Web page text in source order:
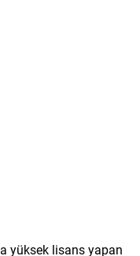
yüksek lisans yapan